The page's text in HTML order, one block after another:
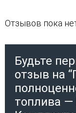
Отзывов пока
Будьте
отзыв на
топлива —